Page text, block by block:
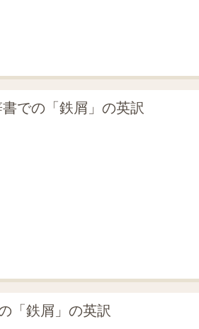
での「鉄屑」の英訳
「鉄屑」の英訳